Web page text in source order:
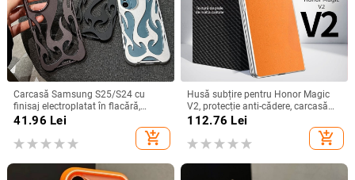
Carcasă Samsung S25/S24 cu
finisaj electroplatat în flacără,
design decupat, compatibilă cu
41.96 Lei
add_shopping_cart
Husă subțire pentru Honor Magic
V2, protecție anti-cădere, carcasă
dură pentru ecran pliabil, finisaj PU
112.76 Lei
add_shopping_cart